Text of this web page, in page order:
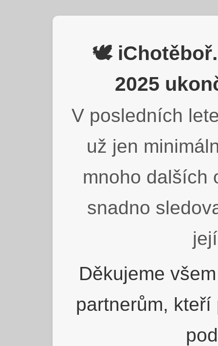
🕊️
2025
V posledních
už jen
mnoho dalších
snadno
Děkujeme
partnerům,